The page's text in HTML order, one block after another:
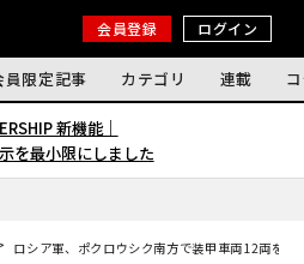
会員登録 ログイン
員限定記事 カテゴリ 連載
新機能｜
を最小限にしました
ロシア軍、ポクロウシク南方で装甲車両12両を